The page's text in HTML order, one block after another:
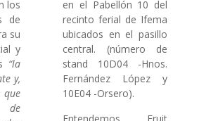
los
de
su
y
“la
y,
que
de
en el Pabellón 10 del
recinto ferial de Ifema
ubicados en el pasillo
central. (número de
stand 10D04 -Hnos.
Fernández López y
10E04 -Orsero).